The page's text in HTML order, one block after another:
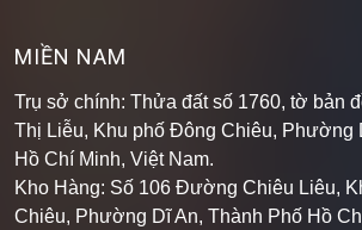
MIỀN NAM
Trụ sở chính: Thửa đất số 1760, tờ bản
Thị Liễu, Khu phố Đông Chiêu, Phường
Hồ Chí Minh, Việt Nam.
Kho Hàng: Số 106 Đường Chiêu Liêu,